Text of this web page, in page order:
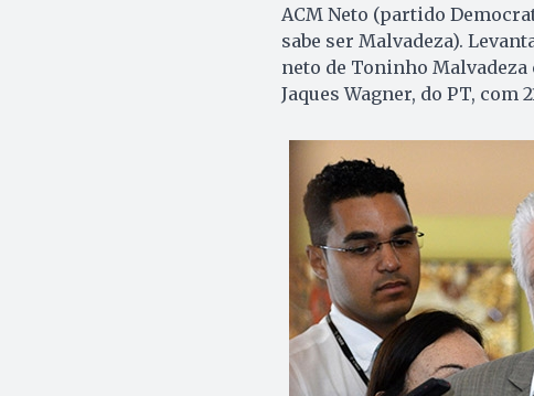
ACM Neto (partido
sabe ser Malvadeza).
neto de Toninho
Jaques Wagner, do PT, com